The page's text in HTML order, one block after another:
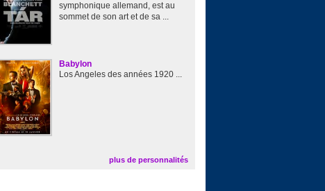
symphonique allemand, est au
sommet de son art et de sa ...
Babylon
Los Angeles des années 1920 ...
plus de personnalités